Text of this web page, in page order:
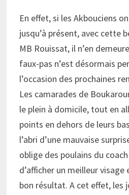
En effet, si les Akbouciens
jusqu’à présent, avec cette
MB Rouissat, il n’en
faux-pas n’est désormais
l’occasion des prochaines
Les camarades de
le plein à domicile, tout en
points en dehors de leurs
l’abri d’une mauvaise
oblige des poulains du
d’afficher un meilleur
bon résultat. A cet effet, les